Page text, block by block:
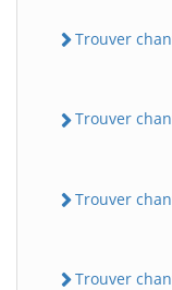
Trouver
Trouver
Trouver
Trouver